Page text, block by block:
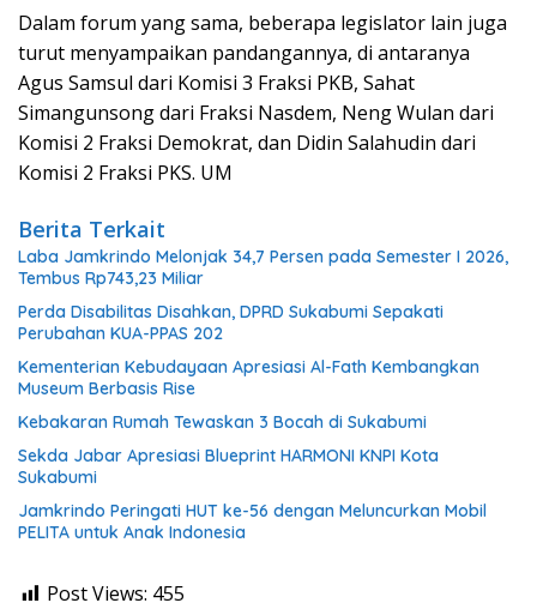
Dalam forum yang sama, beberapa legislator lain juga
turut menyampaikan pandangannya, di antaranya
Agus Samsul dari Komisi 3 Fraksi PKB, Sahat
Simangunsong dari Fraksi Nasdem, Neng Wulan dari
Komisi 2 Fraksi Demokrat, dan Didin Salahudin dari
Komisi 2 Fraksi PKS. UM
Berita Terkait
Laba Jamkrindo Melonjak 34,7 Persen pada Semester I 2026,
Tembus Rp743,23 Miliar
Perda Disabilitas Disahkan, DPRD Sukabumi Sepakati
Perubahan KUA-PPAS 202
Kementerian Kebudayaan Apresiasi Al-Fath Kembangkan
Museum Berbasis Rise
Kebakaran Rumah Tewaskan 3 Bocah di Sukabumi
Sekda Jabar Apresiasi Blueprint HARMONI KNPI Kota
Sukabumi
Jamkrindo Peringati HUT ke-56 dengan Meluncurkan Mobil
PELITA untuk Anak Indonesia
Post Views: 455